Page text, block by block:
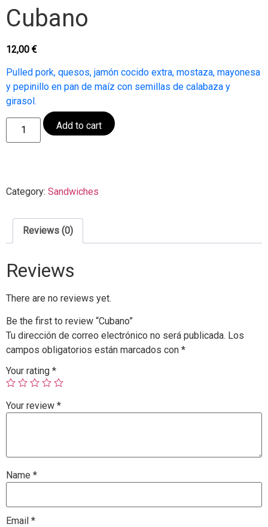
Cubano
12,00 €
Pulled pork, quesos, jamón cocido extra, mostaza, mayonesa
y pepinillo en pan de maíz con semillas de calabaza y
girasol.
Cubano
quantity
Add to cart
Category: Sandwiches
Reviews (0)
Reviews
There are no reviews yet.
Be the first to review “Cubano”
Tu dirección de correo electrónico no será publicada. Los
campos obligatorios están marcados con *
Your rating *
Your review *
Name *
Email *